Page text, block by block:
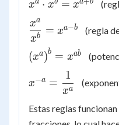
x^{a}
\cdot
x^{b} =
x^{a+b}
x ⋅ x = x
\dfrac{x^{a}}
{x^{b}} =
x^{a-b}
xb
xa
= xa−b (regla
\left( x^{a}
\right)^{b}
= x^{ab}
(xa )b = xab
x^{-a} =
\dfrac{1}
{x^{a}}
x−a =
xa
1
Estas reglas